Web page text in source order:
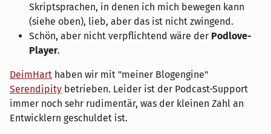
Skriptsprachen, in denen ich mich bewegen kann
(siehe oben), lieb, aber das ist nicht zwingend.
Schön, aber nicht verpflichtend wäre der Podlove-
Player.
DeimHart haben wir mit "meiner Blogengine"
Serendipity betrieben. Leider ist der Podcast-Support
immer noch sehr rudimentär, was der kleinen Zahl an
Entwicklern geschuldet ist.